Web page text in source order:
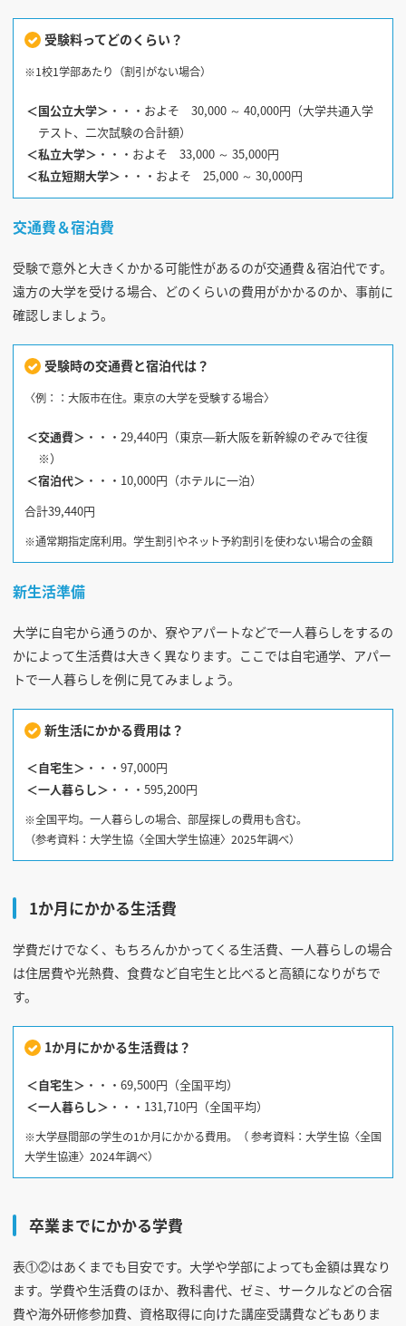
受験料ってどのくらい？
※1校1学部あたり（割引がない場合）
＜国公立大学＞ ・・・およそ 30,000 ～ 40,000円（大学共通入学
テスト、二次試験の合計額）
＜私立大学＞ ・・・およそ 33,000 ～ 35,000円
＜私立短期大学＞ ・・・およそ 25,000 ～ 30,000円
交通費＆宿泊費
受験で意外と大きくかかる可能性があるのが交通費＆宿泊代です。
遠方の大学を受ける場合、どのくらいの費用がかかるのか、事前に
確認しましょう。
受験時の交通費と宿泊代は？
〈例：：大阪市在住。東京の大学を受験する場合〉
＜交通費＞ ・・・29,440円（東京―新大阪を新幹線のぞみで往復
※）
＜宿泊代＞ ・・・10,000円（ホテルに一泊）
合計39,440円
※通常期指定席利用。学生割引やネット予約割引を使わない場合の金額
新生活準備
大学に自宅から通うのか、寮やアパートなどで一人暮らしをするの
かによって生活費は大きく異なります。ここでは自宅通学、アパー
トで一人暮らしを例に見てみましょう。
新生活にかかる費用は？
＜自宅生＞ ・・・97,000円
＜一人暮らし＞ ・・・595,200円
※全国平均。一人暮らしの場合、部屋探しの費用も含む。
（参考資料：大学生協〈全国大学生協連〉2025年調べ）
1か月にかかる生活費
学費だけでなく、もちろんかかってくる生活費、一人暮らしの場合
は住居費や光熱費、食費など自宅生と比べると高額になりがちで
す。
1か月にかかる生活費は？
＜自宅生＞ ・・・69,500円（全国平均）
＜一人暮らし＞ ・・・131,710円（全国平均）
※大学昼間部の学生の1か月にかかる費用。（ 参考資料：大学生協〈全国
大学生協連〉2024年調べ）
卒業までにかかる学費
表①②はあくまでも目安です。大学や学部によっても金額は異なり
ます。学費や生活費のほか、教科書代、ゼミ、サークルなどの合宿
費や海外研修参加費、資格取得に向けた講座受講費などもありま